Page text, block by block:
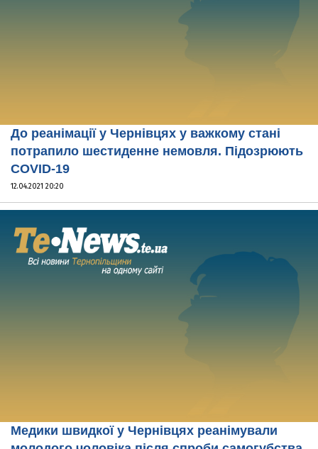
До реанімації у Чернівцях у важкому стані
потрапило шестиденне немовля. Підозрюють
COVID-19
12.04.2021 20:20
Медики швидкої у Чернівцях реанімували